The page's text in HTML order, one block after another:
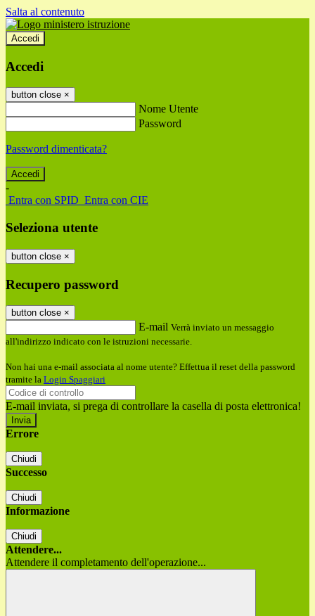
Salta al contenuto
Accedi
Accedi
button close ×
Nome Utente
Password
Password dimenticata?
-
Entra con SPID Entra con CIE
Seleziona utente
button close ×
Recupero password
button close ×
E-mail Verrà inviato un messaggio
all'indirizzo indicato con le istruzioni necessarie.
Non hai una e-mail associata al nome utente? Effettua il reset della password
tramite la Login Spaggiari
E-mail inviata, si prega di controllare la casella di posta elettronica!
Errore
Chiudi
Successo
Chiudi
Informazione
Chiudi
Attendere...
Attendere il completamento dell'operazione...